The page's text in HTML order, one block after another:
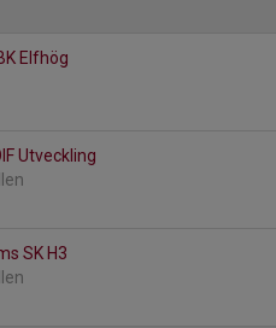
Elfhög
Utveckling
SK H3